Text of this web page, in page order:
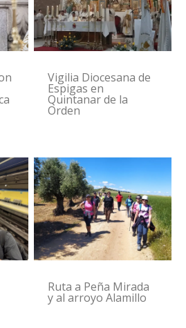
Vigilia Diocesana de
Espigas en
Quintanar de la
Orden
Ruta a Peña Mirada
y al arroyo Alamillo